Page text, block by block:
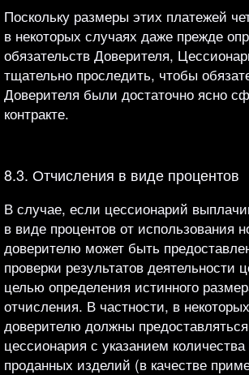
Поскольку размеры этих платежей
в некоторых случаях даже прежде
обязательств Доверителя,
тщательно проследить, чтобы
Доверителя были достаточно ясно
контракте.
8.3. Отчисления в виде процентов
В случае, если цессионарий
в виде процентов от использования
доверителю может быть
проверки результатов деятельности
целью определения истинного
отчисления. В частности, в
доверителю должны
цессионария с указанием
проданных изделий (в качестве